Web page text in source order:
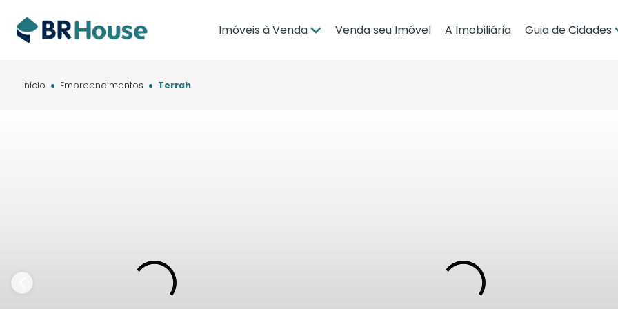
Imóveis à Venda Venda seu Imóvel A Imobiliária Guia de Cidades
Início Empreendimentos Terrah